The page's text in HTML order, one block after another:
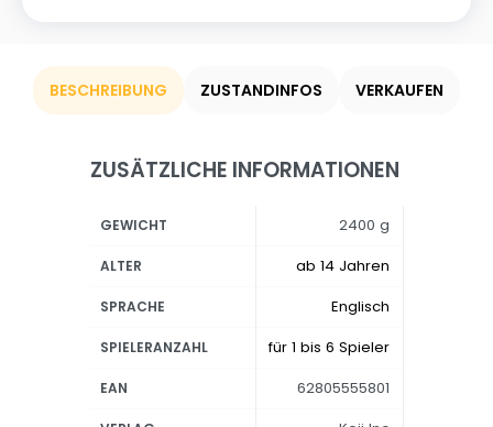
BESCHREIBUNG ZUSTANDINFOS VERKAUFEN
ZUSÄTZLICHE INFORMATIONEN
GEWICHT 2400 g
ALTER ab 14 Jahren
SPRACHE Englisch
SPIELERANZAHL für 1 bis 6 Spieler
EAN 62805555801